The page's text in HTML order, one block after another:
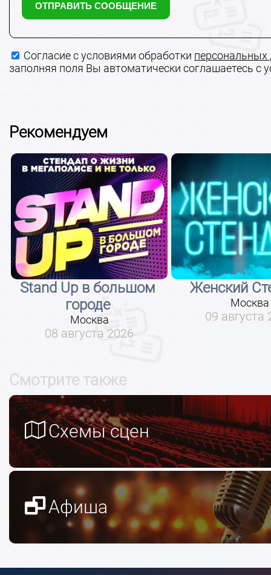
Согласие с условиями обработки
заполняя поля Вы автоматически соглашаетесь с
Рекомендуем
Stand Up в большом
городе
Москва
08 августа 2026
Женский
Москва
09 августа
Смотрите также
Схемы сцен
Афиша